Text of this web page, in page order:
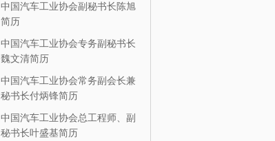
中国汽车工业协会副秘书长陈旭
简历
中国汽车工业协会专务副秘书长
魏文清简历
中国汽车工业协会常务副会长兼
秘书长付炳锋简历
中国汽车工业协会总工程师、副
秘书长叶盛基简历